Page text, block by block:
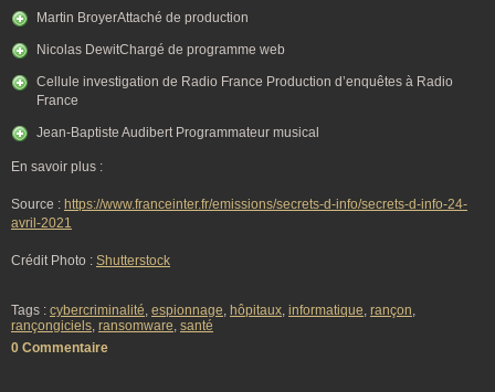
Martin BroyerAttaché de production
Nicolas DewitChargé de programme web
Cellule investigation de Radio France Production d’enquêtes à Radio
France
Jean-Baptiste Audibert Programmateur musical
En savoir plus :
Source : https://www.franceinter.fr/emissions/secrets-d-info/secrets-d-info-24-
avril-2021
Crédit Photo : Shutterstock
Tags : cybercriminalité, espionnage, hôpitaux, informatique, rançon,
rançongiciels, ransomware, santé
0 Commentaire